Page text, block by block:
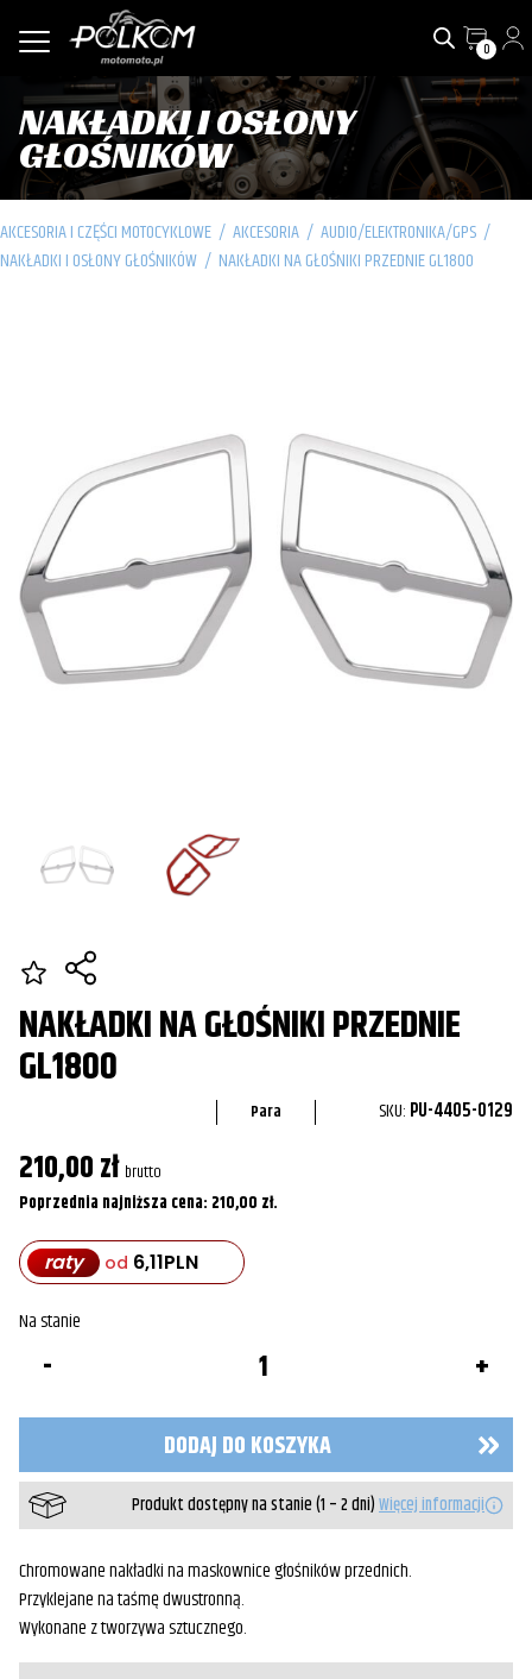
0
NAKŁADKI I OSŁONY
GŁOŚNIKÓW
AKCESORIA I CZĘŚCI MOTOCYKLOWE / AKCESORIA / AUDIO/ELEKTRONIKA/GPS /
NAKŁADKI I OSŁONY GŁOŚNIKÓW / NAKŁADKI NA GŁOŚNIKI PRZEDNIE GL1800
NAKŁADKI NA GŁOŚNIKI PRZEDNIE
GL1800
Para SKU: PU-4405-0129
210,00zł brutto
Poprzednia najniższa cena: 210,00 zł.
raty od 6,11PLN
Na stanie
przednie
DODAJ DO KOSZYKA
Produkt dostępny na stanie (1 – 2 dni)Więcej informacji
Chromowane nakładki na maskownice głośników przednich.
Przyklejane na taśmę dwustronną.
Wykonane z tworzywa sztucznego.